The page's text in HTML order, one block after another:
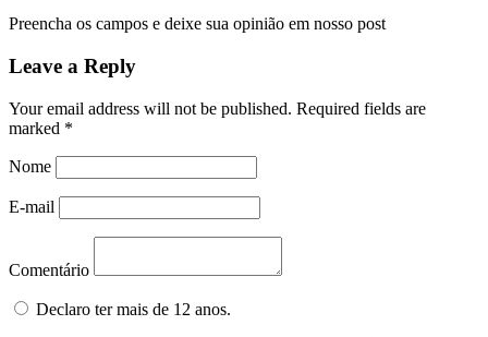
Preencha os campos e deixe sua opinião em nosso post
Leave a Reply
Your email address will not be published. Required fields are
marked *
Nome
E-mail
Comentário
Declaro ter mais de 12 anos.